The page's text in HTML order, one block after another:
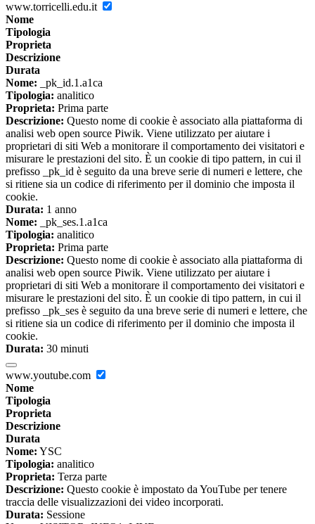
www.torricelli.edu.it
Nome
Tipologia
Proprieta
Descrizione
Durata
Nome: _pk_id.1.a1ca
Tipologia: analitico
Proprieta: Prima parte
Descrizione: Questo nome di cookie è associato alla piattaforma di
analisi web open source Piwik. Viene utilizzato per aiutare i
proprietari di siti Web a monitorare il comportamento dei visitatori e
misurare le prestazioni del sito. È un cookie di tipo pattern, in cui il
prefisso _pk_id è seguito da una breve serie di numeri e lettere, che
si ritiene sia un codice di riferimento per il dominio che imposta il
cookie.
Durata: 1 anno
Nome: _pk_ses.1.a1ca
Tipologia: analitico
Proprieta: Prima parte
Descrizione: Questo nome di cookie è associato alla piattaforma di
analisi web open source Piwik. Viene utilizzato per aiutare i
proprietari di siti Web a monitorare il comportamento dei visitatori e
misurare le prestazioni del sito. È un cookie di tipo pattern, in cui il
prefisso _pk_ses è seguito da una breve serie di numeri e lettere, che
si ritiene sia un codice di riferimento per il dominio che imposta il
cookie.
Durata: 30 minuti
www.youtube.com
Nome
Tipologia
Proprieta
Descrizione
Durata
Nome: YSC
Tipologia: analitico
Proprieta: Terza parte
Descrizione: Questo cookie è impostato da YouTube per tenere
traccia delle visualizzazioni dei video incorporati.
Durata: Sessione